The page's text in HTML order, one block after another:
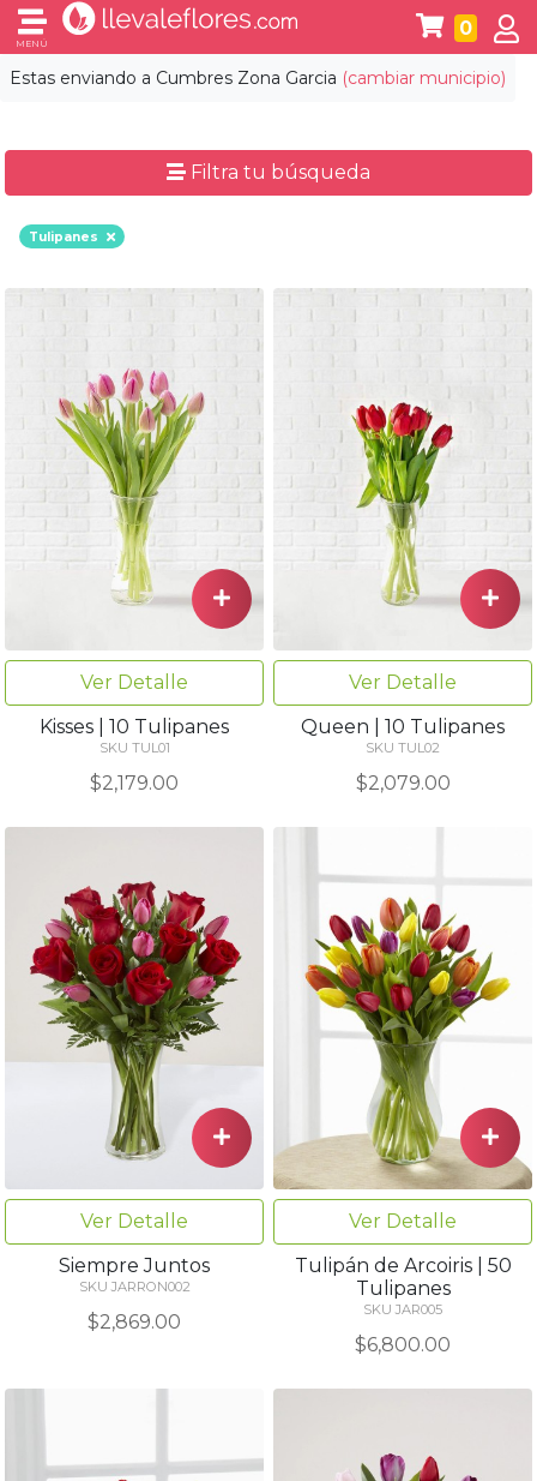
Estas enviando a Cumbres Zona Garcia (cambiar municipio)
MENÚ
0
Filtra tu búsqueda
Tulipanes
Ver Detalle
Kisses | 10 Tulipanes
SKU TUL01
$2,179.00
Ver Detalle
Queen | 10 Tulipanes
SKU TUL02
$2,079.00
Ver Detalle
Siempre Juntos
SKU JARRON002
$2,869.00
Ver Detalle
Tulipán de Arcoiris | 50
Tulipanes
SKU JAR005
$6,800.00